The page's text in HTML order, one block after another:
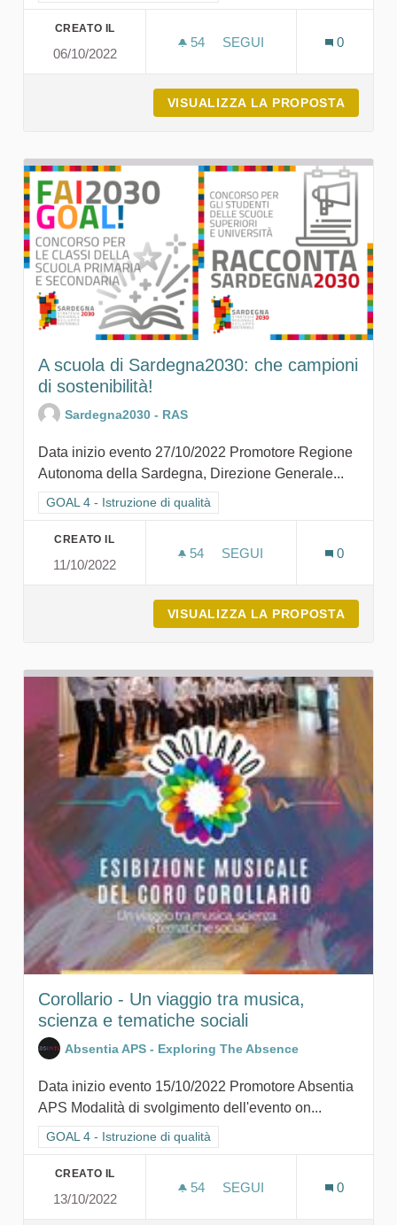
CREATO IL
06/10/2022
54 54 SOSTENITORI
SEGUI
0
VISUALIZZA LA PROPOSTA
A scuola di Sardegna2030: che campioni
di sostenibilità!
Sardegna2030 - RAS
Data inizio evento 27/10/2022 Promotore Regione
Autonoma della Sardegna, Direzione Generale...
Filtra i risultati per categoria: GOAL 4 - Istruzione di qualità
GOAL 4 - Istruzione di qualità
CREATO IL
11/10/2022
54 54 SOSTENITORI
SEGUI
0
VISUALIZZA LA PROPOSTA
Corollario - Un viaggio tra musica,
scienza e tematiche sociali
Absentia APS - Exploring The Absence
Data inizio evento 15/10/2022 Promotore Absentia
APS Modalità di svolgimento dell'evento on...
Filtra i risultati per categoria: GOAL 4 - Istruzione di qualità
GOAL 4 - Istruzione di qualità
CREATO IL
13/10/2022
54 54 SOSTENITORI
SEGUI
0